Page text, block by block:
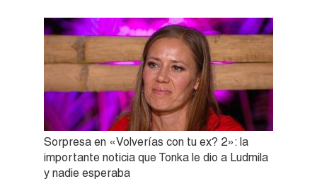
Sorpresa en «Volverías con tu ex? 2»: la
importante noticia que Tonka le dio a Ludmila
y nadie esperaba